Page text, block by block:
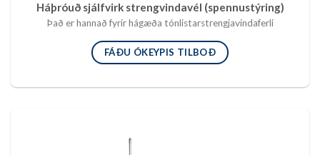
Háþróuð sjálfvirk strengvindavél (spennustýring)
Það er hannað fyrir hágæða tónlistarstrengjavindaferli
FÁÐU ÓKEYPIS TILBOÐ